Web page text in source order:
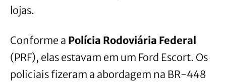
lojas.
Conforme a Polícia Rodoviária Federal
(PRF), elas estavam em um Ford Escort. Os
policiais fizeram a abordagem na BR-448